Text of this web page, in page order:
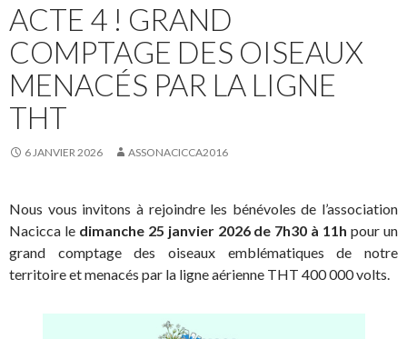
ACTE 4 ! GRAND
COMPTAGE DES OISEAUX
MENACÉS PAR LA LIGNE
THT
6 JANVIER 2026 ASSONACICCA2016
Nous vous invitons à rejoindre les bénévoles de l’association
Nacicca le dimanche 25 janvier 2026 de 7h30 à 11h pour un
grand comptage des oiseaux emblématiques de notre
territoire et menacés par la ligne aérienne THT 400 000 volts.